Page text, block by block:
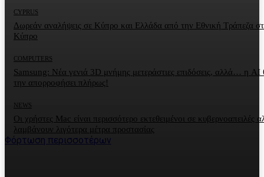
CYPRUS
Δωρεάν αναλήψεις σε Κύπρο και Ελλάδα από την Εθνική Τράπεζα
Κύπρο
COMPUTERS
Samsung: Νέα γενιά 3D μνήμης μετεράστιες επιδόσεις, αλλά… η AI
την απορροφήσει πλήρως!
NEWS
Οι χρήστες Mac είναι περισσότερο εκτεθειμένοι σε κυβερνοαπειλές
λαμβάνουν λιγότερα μέτρα προστασίας
Φόρτωση περισσοτέρων